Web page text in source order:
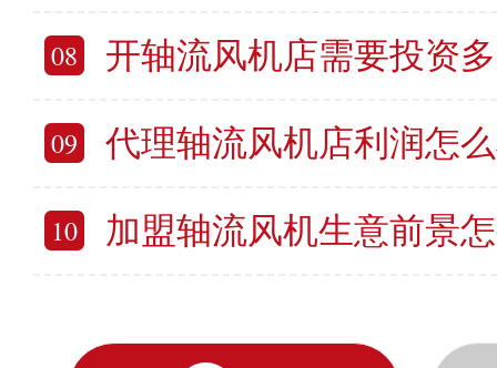
08 开轴流风机店需要投资多少钱 代理轴流
09 代理轴流风机店利润怎么样 开一家轴
10 加盟轴流风机生意前景怎么样 轴流